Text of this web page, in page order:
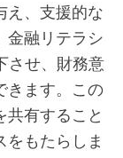
え、支援的な
金融リテラシ
させ、財務意
きます。この
共有すること
をもたらしま